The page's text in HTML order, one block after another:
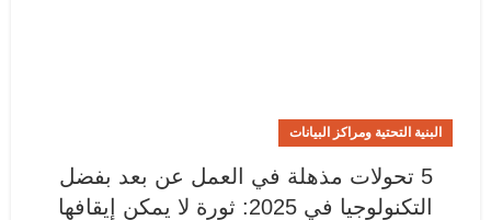
البنية التحتية ومراكز البيانات
5 تحولات مذهلة في العمل عن بعد بفضل
التكنولوجيا في 2025: ثورة لا يمكن إيقافها